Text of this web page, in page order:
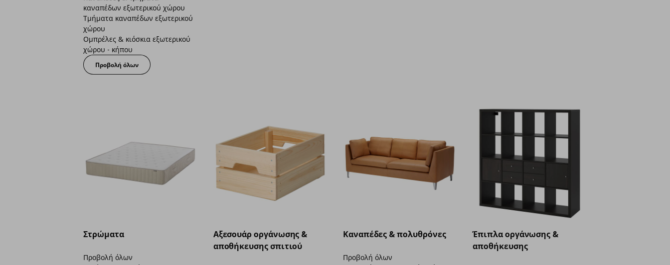
καναπέδων εξωτερικού χώρου
Τμήματα καναπέδων εξωτερικού
χώρου
Ομπρέλες & κιόσκια εξωτερικού
χώρου - κήπου
Προβολή όλων
Στρώματα
Προβολή όλων
Aξεσουάρ οργάνωσης &
αποθήκευσης σπιτιού
Καναπέδες & πολυθρόνες
Προβολή όλων
Έπιπλα οργάνωσης &
αποθήκευσης